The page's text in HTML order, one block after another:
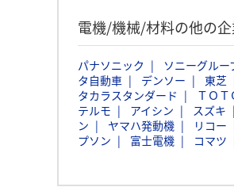
電機/機械/材料の他の
パナソニック ソニーグルー
タ自動車
デンソー 東芝
タカラスタンダード
ＴＯＴ
テルモ
アイシン スズキ
ン
ヤマハ発動機 リコー
プソン
富士電機 コマツ